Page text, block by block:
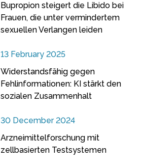
Bupropion steigert die Libido bei
Frauen, die unter vermindertem
sexuellen Verlangen leiden
13 February 2025
Widerstandsfähig gegen
Fehlinformationen: KI stärkt den
sozialen Zusammenhalt
30 December 2024
Arzneimittelforschung mit
zellbasierten Testsystemen